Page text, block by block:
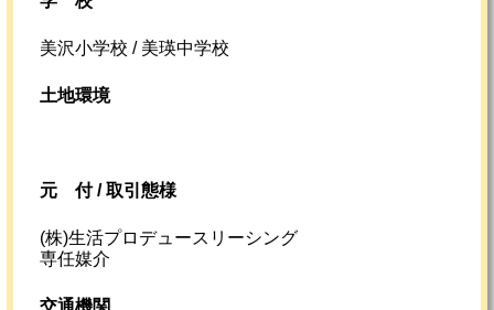
美沢小学校 / 美瑛中学校
土地環境
元 付 /取引態様
(株)生活プロデュースリーシング
専任媒介
交通機関